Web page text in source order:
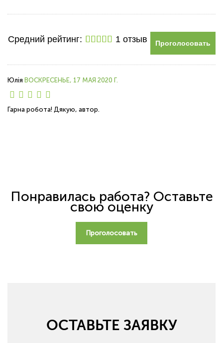
Средний рейтинг: 1 отзыв Проголосовать
Юлія ВОСКРЕСЕНЬЕ, 17 МАЯ 2020 Г.
Гарна робота! Дякую, автор.
Понравилась работа? Оставьте
свою оценку
Проголосовать
ОСТАВЬТЕ ЗАЯВКУ